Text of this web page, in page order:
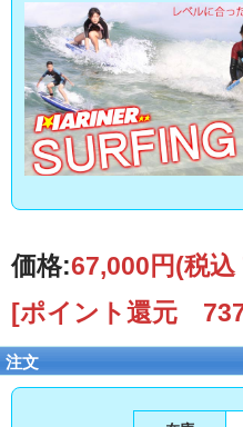
価格:67,000円(税込
[ポイント還元
注文